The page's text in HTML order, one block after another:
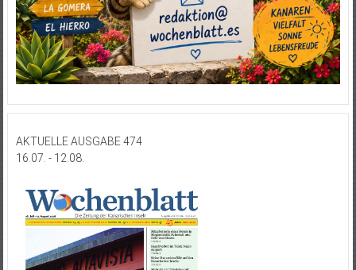
AKTUELLE AUSGABE 474
16.07. - 12.08.